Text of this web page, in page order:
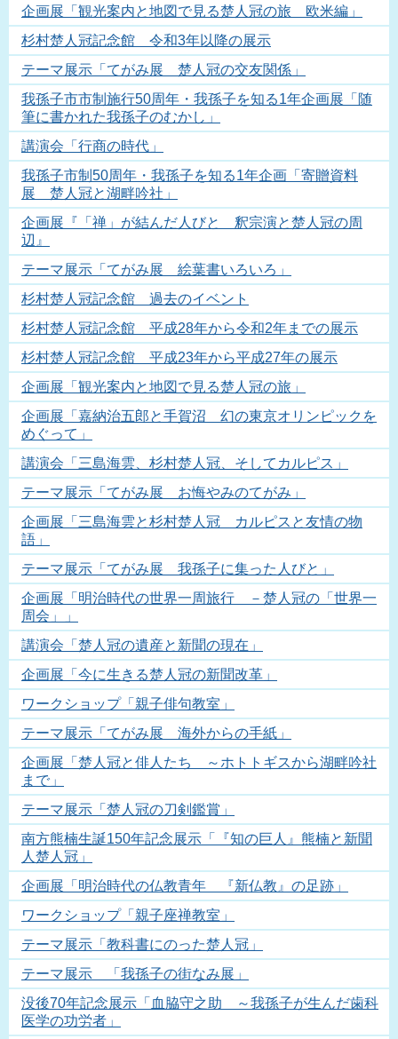
企画展「観光案内と地図で見る楚人冠の旅 欧米編」
杉村楚人冠記念館 令和3年以降の展示
テーマ展示「てがみ展 楚人冠の交友関係」
我孫子市市制施行50周年・我孫子を知る1年企画展「随
筆に書かれた我孫子のむかし」
講演会「行商の時代」
我孫子市制50周年・我孫子を知る1年企画「寄贈資料
展 楚人冠と湖畔吟社」
企画展『「禅」が結んだ人びと 釈宗演と楚人冠の周
辺』
テーマ展示「てがみ展 絵葉書いろいろ」
杉村楚人冠記念館 過去のイベント
杉村楚人冠記念館 平成28年から令和2年までの展示
杉村楚人冠記念館 平成23年から平成27年の展示
企画展「観光案内と地図で見る楚人冠の旅」
企画展「嘉納治五郎と手賀沼 幻の東京オリンピックを
めぐって」
講演会「三島海雲、杉村楚人冠、そしてカルピス」
テーマ展示「てがみ展 お悔やみのてがみ」
企画展「三島海雲と杉村楚人冠 カルピスと友情の物
語」
テーマ展示「てがみ展 我孫子に集った人びと」
企画展「明治時代の世界一周旅行 －楚人冠の「世界一
周会」」
講演会「楚人冠の遺産と新聞の現在」
企画展「今に生きる楚人冠の新聞改革」
ワークショップ「親子俳句教室」
テーマ展示「てがみ展 海外からの手紙」
企画展「楚人冠と俳人たち ～ホトトギスから湖畔吟社
まで」
テーマ展示「楚人冠の刀剣鑑賞」
南方熊楠生誕150年記念展示「『知の巨人』熊楠と新聞
人楚人冠」
企画展「明治時代の仏教青年 『新仏教』の足跡」
ワークショップ「親子座禅教室」
テーマ展示「教科書にのった楚人冠」
テーマ展示 「我孫子の街なみ展」
没後70年記念展示「血脇守之助 ～我孫子が生んだ歯科
医学の功労者」